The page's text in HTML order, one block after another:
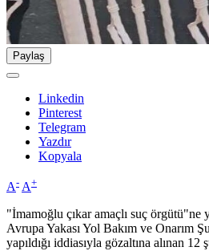
Paylaş
Linkedin
Pinterest
Telegram
Yazdır
Kopyala
A- A+
"İmamoğlu çıkar amaçlı suç
Avrupa Yakası Yol Bakım ve Onarım
yapıldığı iddiasıyla gözaltına alınan